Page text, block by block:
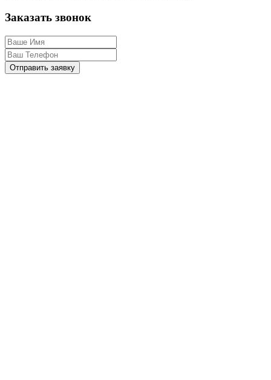
Заказать звонок
Отправить заявку